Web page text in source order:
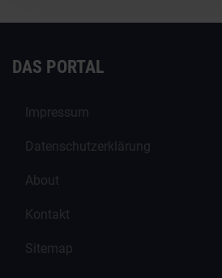
DAS PORTAL
Impressum
Datenschutzerklärung
About
Kontakt
Sitemap